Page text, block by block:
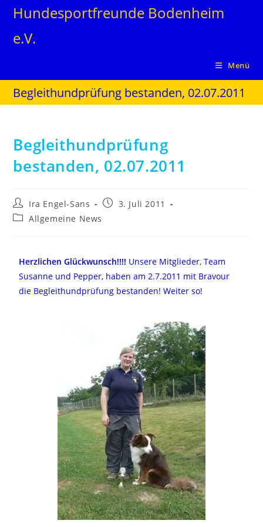
Hundesportfreunde Bodenheim
e.V.
Menü
Begleithundprüfung bestanden, 02.07.2011
Begleithundprüfung
bestanden, 02.07.2011
Ira Engel-Sans
3. Juli 2011
Allgemeine News
Herzlichen Glückwunsch!!!! Unsere Mitglieder, Team
Susanne und Pepper, haben am 2.7.2011 mit Bravour
die Begleithundprüfung bestanden! Weiter so!